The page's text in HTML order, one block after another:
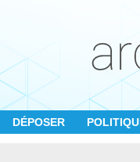
DÉPOSER